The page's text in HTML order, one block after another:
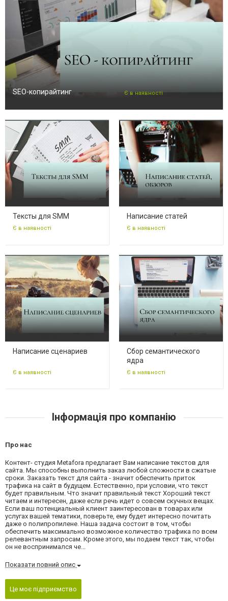
SEO-копирайтинг Є в наявності
Тексты для SMM
Є в наявності
Написание статей
Є в наявності
Написание сценариев
Є в наявності
Сбор семантического
ядра
Є в наявності
Інформація про компанію
Про нас
Контент- студия Metafora предлагает Вам написание текстов для
сайта. Мы способны выполнить заказ любой сложности в сжатые
сроки. Заказать текст для сайта - значит обеспечить приток
трафика на сайт в будущем. Естественно, при условии, что текст
будет правильным. Что значит правильный текст Хороший текст
читаем и интересен, даже если речь идет о совсем скучных вещах.
Если ваш потенциальный клиент заинтересован в товарах или
услугах вашей тематики, поверьте, ему будет интересно почитать
даже о полипропилене. Наша задача состоит в том, чтобы
обеспечить максимально возможное количество трафика по всем
релевантным запросам. Кроме этого, мы подаем текст так, чтобы
он не воспринимался че...
Показати повний опис
Це моє підприємство